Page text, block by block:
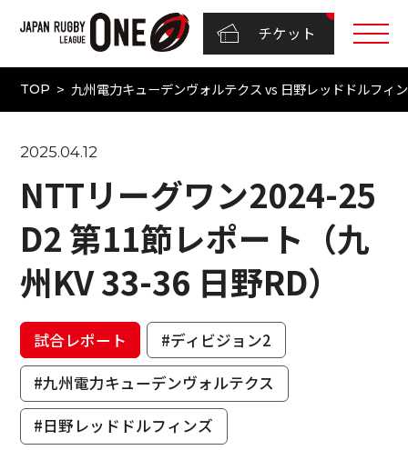
チケット
TOP 九州電力キューデンヴォルテクス vs 日野レッドドルフ
2025.04.12
NTTリーグワン2024-25
D2 第11節レポート（九
州KV 33-36 日野RD）
試合レポート
#ディビジョン2
#九州電力キューデンヴォルテクス
#日野レッドドルフィンズ